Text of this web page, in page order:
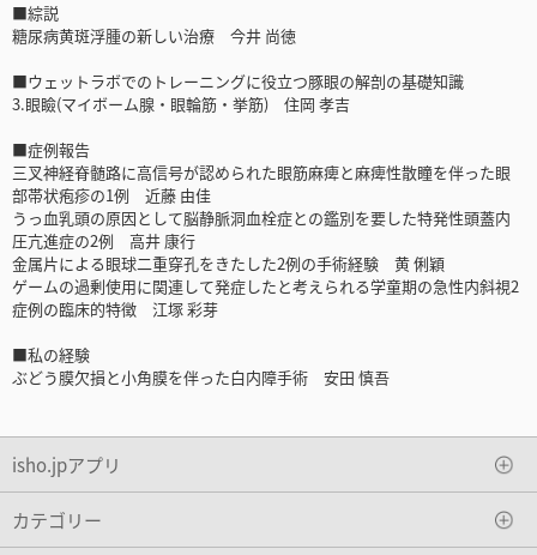
■綜説
糖尿病黄斑浮腫の新しい治療 今井 尚徳
■ウェットラボでのトレーニングに役立つ豚眼の解剖の基礎知識
3.眼瞼(マイボーム腺・眼輪筋・挙筋) 住岡 孝吉
■症例報告
三叉神経脊髄路に高信号が認められた眼筋麻痺と麻痺性散瞳を伴った眼
部帯状疱疹の1例 近藤 由佳
うっ血乳頭の原因として脳静脈洞血栓症との鑑別を要した特発性頭蓋内
圧亢進症の2例 高井 康行
金属片による眼球二重穿孔をきたした2例の手術経験 黄 俐穎
ゲームの過剰使用に関連して発症したと考えられる学童期の急性内斜視2
症例の臨床的特徴 江塚 彩芽
■私の経験
ぶどう膜欠損と小角膜を伴った白内障手術 安田 慎吾
isho.jpアプリ
カテゴリー